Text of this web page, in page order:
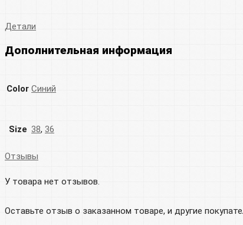
Детали
Дополнительная информация
Color Синий
Size 38, 36
Отзывы
У товара нет отзывов.
Оставьте отзыв о заказанном товаре, и другие